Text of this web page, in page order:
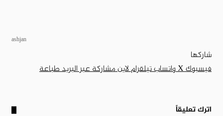
ashjan
شاركها
فيسبوك‫Xواتسابتيلقراملاينمشاركة عبر البريدطباعة
اترك تعليقاً